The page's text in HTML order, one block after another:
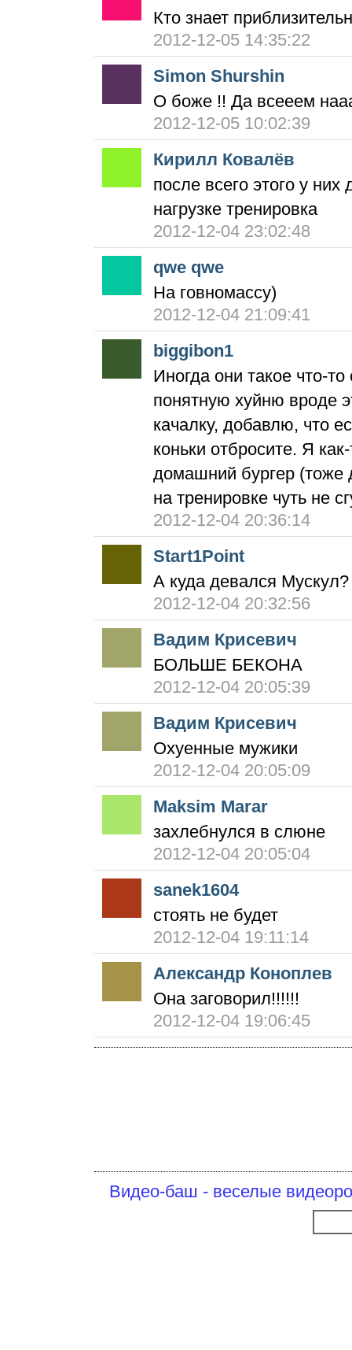
Кто знает
2012-12-05 14:35:22
Simon Shurshin
О боже !! Да всееем
2012-12-05 10:02:39
Кирилл Ковалёв
после всего этого у
нагрузке тренировка
2012-12-04 23:02:48
qwe qwe
На говномассу)
2012-12-04 21:09:41
biggibon1
Иногда они такое что-
понятную хуйню вроде
качалку, добавлю, что
коньки отбросите. Я
домашний бургер (тоже
на тренировке чуть не
2012-12-04 20:36:14
Start1Point
А куда девался Мускул?
2012-12-04 20:32:56
Вадим Крисевич
БОЛЬШЕ БЕКОНА
2012-12-04 20:05:39
Вадим Крисевич
Охуенные мужики
2012-12-04 20:05:09
Maksim Marar
захлебнулся в слюне
2012-12-04 20:05:04
sanek1604
стоять не будет
2012-12-04 19:11:14
Александр Коноплев
Она заговорил!!!!!!
2012-12-04 19:06:45
Видео-баш - веселые